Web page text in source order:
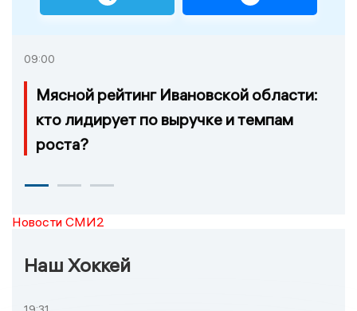
09:00
Мясной рейтинг Ивановской области:
кто лидирует по выручке и темпам
роста?
Новости СМИ2
Наш Хоккей